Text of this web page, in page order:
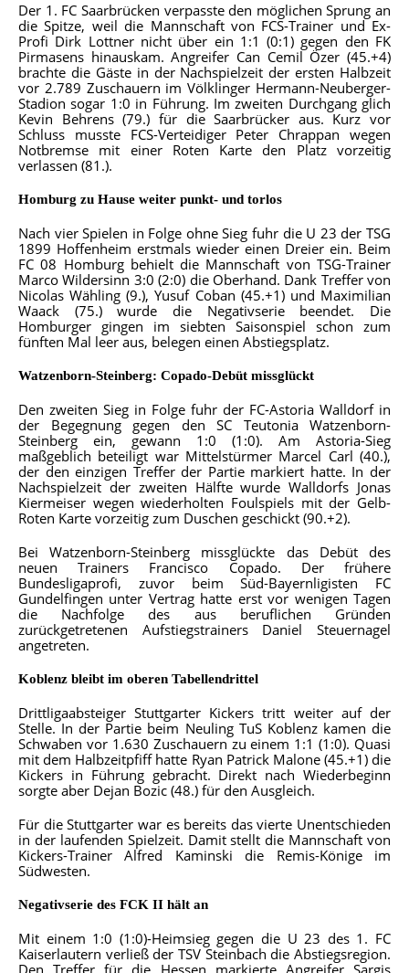
Der 1. FC Saarbrücken verpasste den möglichen Sprung an
die Spitze, weil die Mannschaft von FCS-Trainer und Ex-
Profi Dirk Lottner nicht über ein 1:1 (0:1) gegen den FK
Pirmasens hinauskam. Angreifer Can Cemil Özer (45.+4)
brachte die Gäste in der Nachspielzeit der ersten Halbzeit
vor 2.789 Zuschauern im Völklinger Hermann-Neuberger-
Stadion sogar 1:0 in Führung. Im zweiten Durchgang glich
Kevin Behrens (79.) für die Saarbrücker aus. Kurz vor
Schluss musste FCS-Verteidiger Peter Chrappan wegen
Notbremse mit einer Roten Karte den Platz vorzeitig
verlassen (81.).
Homburg zu Hause weiter punkt- und torlos
Nach vier Spielen in Folge ohne Sieg fuhr die U 23 der TSG
1899 Hoffenheim erstmals wieder einen Dreier ein. Beim
FC 08 Homburg behielt die Mannschaft von TSG-Trainer
Marco Wildersinn 3:0 (2:0) die Oberhand. Dank Treffer von
Nicolas Wähling (9.), Yusuf Coban (45.+1) und Maximilian
Waack (75.) wurde die Negativserie beendet. Die
Homburger gingen im siebten Saisonspiel schon zum
fünften Mal leer aus, belegen einen Abstiegsplatz.
Watzenborn-Steinberg: Copado-Debüt missglückt
Den zweiten Sieg in Folge fuhr der FC-Astoria Walldorf in
der Begegnung gegen den SC Teutonia Watzenborn-
Steinberg ein, gewann 1:0 (1:0). Am Astoria-Sieg
maßgeblich beteiligt war Mittelstürmer Marcel Carl (40.),
der den einzigen Treffer der Partie markiert hatte. In der
Nachspielzeit der zweiten Hälfte wurde Walldorfs Jonas
Kiermeiser wegen wiederholten Foulspiels mit der Gelb-
Roten Karte vorzeitig zum Duschen geschickt (90.+2).
Bei Watzenborn-Steinberg missglückte das Debüt des
neuen Trainers Francisco Copado. Der frühere
Bundesligaprofi, zuvor beim Süd-Bayernligisten FC
Gundelfingen unter Vertrag hatte erst vor wenigen Tagen
die Nachfolge des aus beruflichen Gründen
zurückgetretenen Aufstiegstrainers Daniel Steuernagel
angetreten.
Koblenz bleibt im oberen Tabellendrittel
Drittligaabsteiger Stuttgarter Kickers tritt weiter auf der
Stelle. In der Partie beim Neuling TuS Koblenz kamen die
Schwaben vor 1.630 Zuschauern zu einem 1:1 (1:0). Quasi
mit dem Halbzeitpfiff hatte Ryan Patrick Malone (45.+1) die
Kickers in Führung gebracht. Direkt nach Wiederbeginn
sorgte aber Dejan Bozic (48.) für den Ausgleich.
Für die Stuttgarter war es bereits das vierte Unentschieden
in der laufenden Spielzeit. Damit stellt die Mannschaft von
Kickers-Trainer Alfred Kaminski die Remis-Könige im
Südwesten.
Negativserie des FCK II hält an
Mit einem 1:0 (1:0)-Heimsieg gegen die U 23 des 1. FC
Kaiserlautern verließ der TSV Steinbach die Abstiegsregion.
Den Treffer für die Hessen markierte Angreifer Sargis